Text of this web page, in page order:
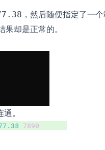
，然后随便指定了一
却是正常的。
。